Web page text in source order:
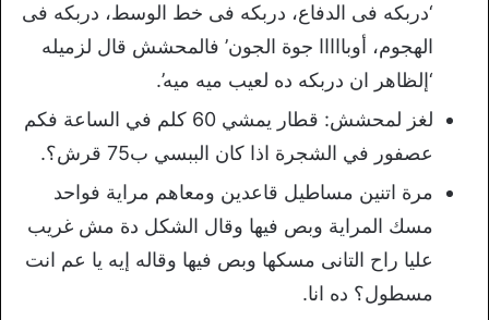
‘دربكه فى الدفاع، دربكه فى خط الوسط، دربكه فى
الهجوم، أوبااااا جوة الجون’ فالمحشش قال لزميله
‘إلظاهر ان دربكه ده لعيب ميه ميه’.
لغز لمحشش: قطار يمشي 60 كلم في الساعة فكم
عصفور في الشجرة اذا كان الببسي ب75 قرش؟.
مرة اتنين مساطيل قاعدين ومعاهم مراية فواحد
مسك المراية وبص فيها وقال الشكل دة مش غريب
عليا راح التانى مسكها وبص فيها وقاله إيه يا عم انت
مسطول؟ ده انا.